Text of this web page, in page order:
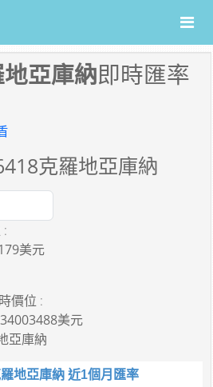
亞庫納即時匯率
克羅地亞庫納
:
美元
價位 :
美元
亞庫納
地亞庫納 近1個月匯率